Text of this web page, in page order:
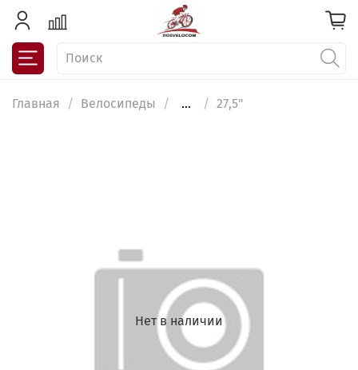
Главная Велосипеды ... 27,5"
Нет в наличии